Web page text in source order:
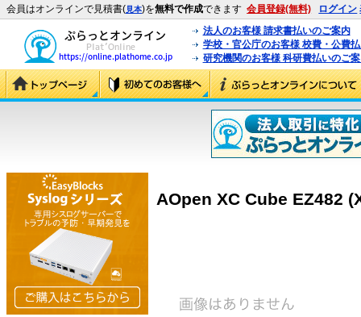
会員はオンラインで見積書(見本)を無料で作成できます 会員登録(無料) ログイン
法人のお客様 請求書払いのご案内
学校・官公庁のお客様 校費・公費
研究機関のお客様 科研費払いのご
AOpen XC Cube EZ482